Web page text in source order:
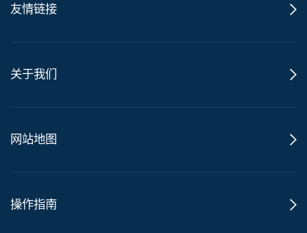
友情链接
关于我们
网站地图
操作指南